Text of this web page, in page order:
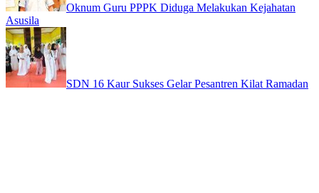
Oknum Guru PPPK Diduga Melakukan Kejahatan
Asusila
SDN 16 Kaur Sukses Gelar Pesantren Kilat Ramadan